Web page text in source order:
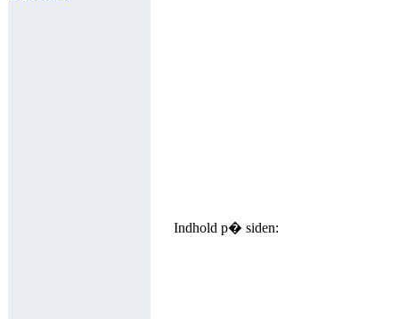
Indhold p� siden: